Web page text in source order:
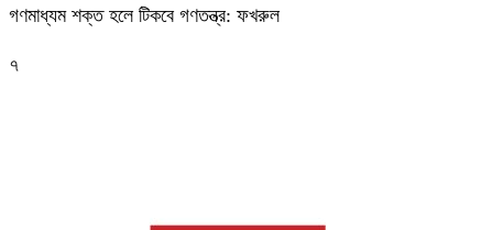
গণমাধ্যম শক্ত হলে টিকবে গণতন্ত্র: ফখরুল
৭